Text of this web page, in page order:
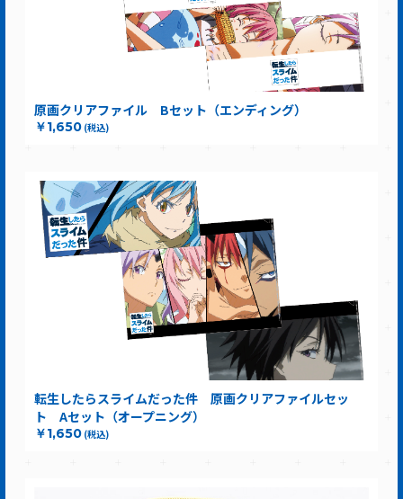
原画クリアファイル Bセット（エンディング）
￥1,650(税込)
転生したらスライムだった件 原画クリアファイルセッ
ト Aセット（オープニング）
￥1,650(税込)